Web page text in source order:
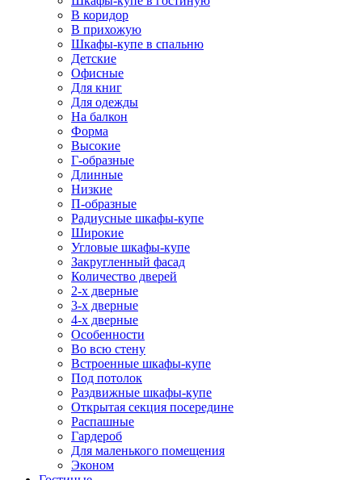
В коридор
В прихожую
Шкафы-купе в спальню
Детские
Офисные
Для книг
Для одежды
На балкон
Форма
Высокие
Г-образные
Длинные
Низкие
П-образные
Радиусные шкафы-купе
Широкие
Угловые шкафы-купе
Закругленный фасад
Количество дверей
2-х дверные
3-х дверные
4-х дверные
Особенности
Во всю стену
Встроенные шкафы-купе
Под потолок
Раздвижные шкафы-купе
Открытая секция посередине
Распашные
Гардероб
Для маленького помещения
Эконом